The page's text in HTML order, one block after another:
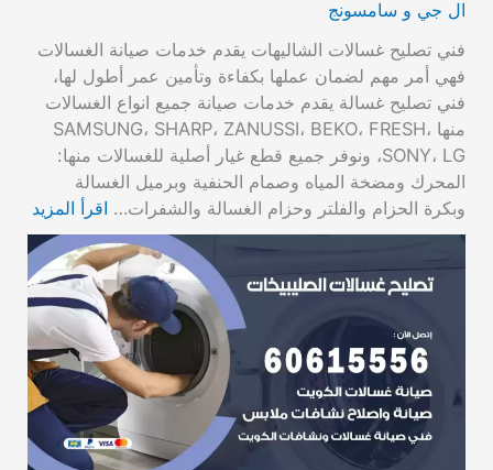
ال جي و سامسونج
فني تصليح غسالات الشاليهات يقدم خدمات صيانة الغسالات
فهي أمر مهم لضمان عملها بكفاءة وتأمين عمر أطول لها،
فني تصليح غسالة يقدم خدمات صيانة جميع انواع الغسالات
منها SAMSUNG، SHARP، ZANUSSI، BEKO، FRESH،
SONY، LG، ونوفر جميع قطع غيار أصلية للغسالات منها:
المحرك ومضخة المياه وصمام الحنفية وبرميل الغسالة
وبكرة الحزام والفلتر وحزام الغسالة والشفرات… اقرأ المزيد